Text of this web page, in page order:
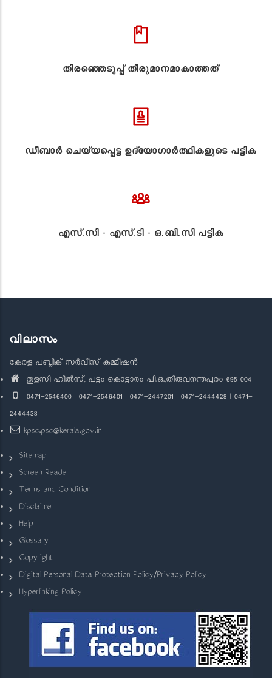
തിരഞ്ഞെടുപ്പ് തീരുമാനമാകാത്തത്
ഡീബാർ ചെയ്യപ്പെട്ട ഉദ്യോഗാർത്ഥികളുടെ പട്ടിക
എസ്.സി - എസ്.ടി - ഒ.ബി.സി പട്ടിക
വിലാസം
കേരള പബ്ലിക് സർവീസ് കമ്മീഷൻ
തുളസി ഹിൽസ്, പട്ടം കൊട്ടാരം പി.ഒ.,തിരുവനന്തപുരം 695 004
0471-2546400 | 0471-2546401 | 0471-2447201 | 0471-2444428 | 0471-
2444438
kpsc.psc@kerala.gov.in
Sitemap
Screen Reader
Terms and Condition
Disclaimer
Help
Glossary
Copyright
Digital Personal Data Protection Policy/Privacy Policy
Hyperlinking Policy